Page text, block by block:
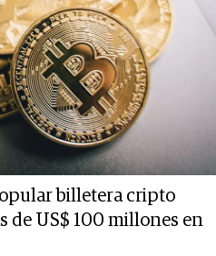
billetera cripto
de US$ 100 millones en